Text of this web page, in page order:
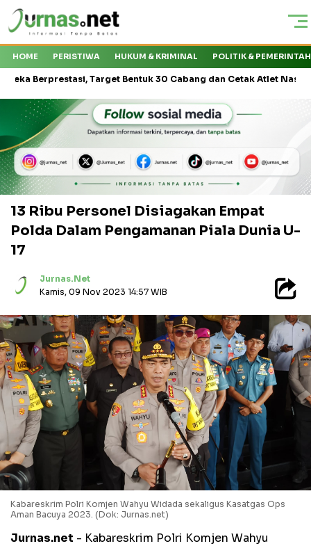
HOME PERISTIWA HUKUM & KRIMINAL POLITIK &
Target Bentuk 30 Cabang dan Cetak Atlet Nasional
13 Ribu Personel Disiagakan Empat
Polda Dalam Pengamanan Piala Dunia U-
17
Jurnas.net
Kamis, 09 Nov 2023 14:57 WIB
Kabareskrim Polri Komjen Wahyu Widada sekaligus Kasatgas Ops
Aman Bacuya 2023. (Dok: Jurnas.net)
Jurnas.net - Kabareskrim Polri Komjen Wahyu